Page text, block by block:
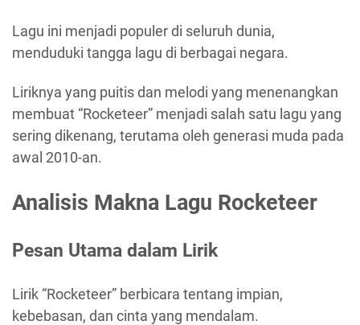
Lagu ini menjadi populer di seluruh dunia,
menduduki tangga lagu di berbagai negara.
Liriknya yang puitis dan melodi yang menenangkan
membuat “Rocketeer” menjadi salah satu lagu yang
sering dikenang, terutama oleh generasi muda pada
awal 2010-an.
Analisis Makna Lagu Rocketeer
Pesan Utama dalam Lirik
Lirik “Rocketeer” berbicara tentang impian,
kebebasan, dan cinta yang mendalam.